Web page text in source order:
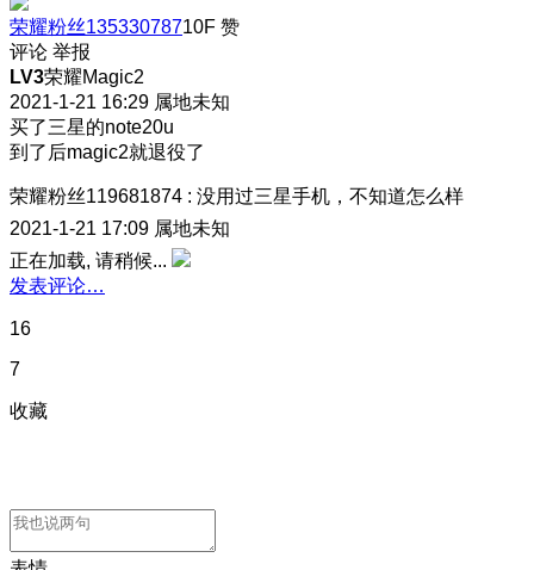
荣耀粉丝13533078710F 赞
评论 举报
LV3荣耀Magic2
2021-1-21 16:29 属地未知
买了三星的note20u
到了后magic2就退役了
荣耀粉丝119681874 : 没用过三星手机，不知道怎么样
2021-1-21 17:09 属地未知
正在加载, 请稍候...
发表评论…
16
7
收藏